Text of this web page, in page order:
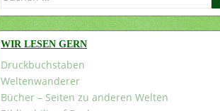
WIR LESEN GERN
Druckbuchstaben
Weltenwanderer
Bücher – Seiten zu anderen Welten